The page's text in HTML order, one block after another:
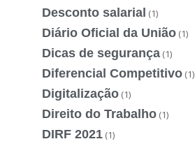
Desconto salarial (1)
Diário Oficial da União (1)
Dicas de segurança (1)
Diferencial Competitivo (1)
Digitalização (1)
Direito do Trabalho (1)
DIRF 2021 (1)